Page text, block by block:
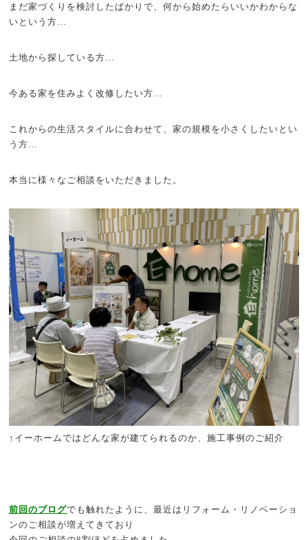
まだ家づくりを検討したばかりで、何から始めたらいいかわからな
いという方…
土地から探している方…
今ある家を住みよく改修したい方…
これからの生活スタイルに合わせて、家の規模を小さくしたいとい
う方…
本当に様々なご相談をいただきました。
↑イーホームではどんな家が建てられるのか、施工事例のご紹介
前回のブログでも触れたように、最近はリフォーム・リノベーショ
ンのご相談が増えてきており